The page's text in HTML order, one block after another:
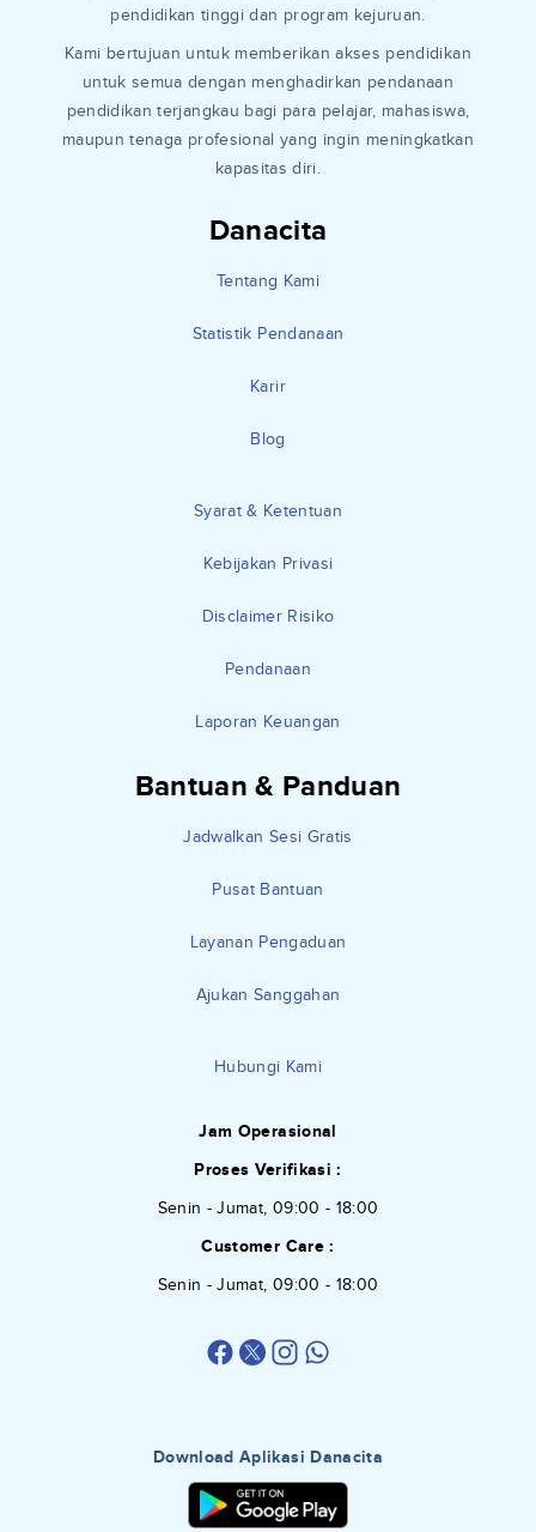
Danacita
Tentang Kami
Statistik Pendanaan
Karir
Blog
Syarat & Ketentuan
Kebijakan Privasi
Disclaimer Risiko
Pendanaan
Laporan Keuangan
Bantuan & Panduan
Jadwalkan Sesi Gratis
Pusat Bantuan
Layanan Pengaduan
Ajukan Sanggahan
Hubungi Kami
Jam Operasional
Proses Verifikasi :
Senin - Jumat, 09:00 - 18:00
Customer Care :
Senin - Jumat, 09:00 - 18:00
pendidikan tinggi dan program kejuruan.
Kami bertujuan untuk memberikan akses pendidikan
untuk semua dengan menghadirkan pendanaan
pendidikan terjangkau bagi para pelajar, mahasiswa,
maupun tenaga profesional yang ingin meningkatkan
kapasitas diri.
Download Aplikasi Danacita